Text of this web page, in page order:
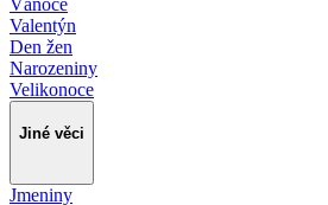
Valentýn
Den žen
Narozeniny
Velikonoce
Jiné věci
Jmeniny